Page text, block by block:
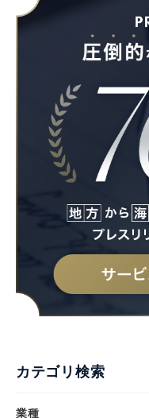
カテゴリ検索
業種